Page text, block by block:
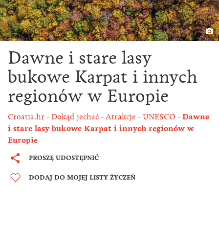
Dawne i stare lasy
bukowe Karpat i innych
regionów w Europie
Croatia.hr Dokąd jechać Atrakcje UNESCO
Dawne
i stare lasy bukowe Karpat i innych regionów w
Europie
PROSZĘ UDOSTĘPNIĆ
DODAJ DO MOJEJ LISTY ŻYCZEŃ